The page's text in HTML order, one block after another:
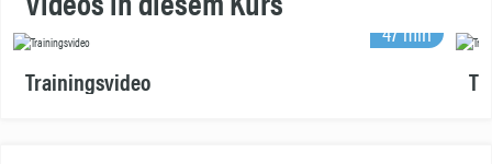
47 min
Trainingsvideo